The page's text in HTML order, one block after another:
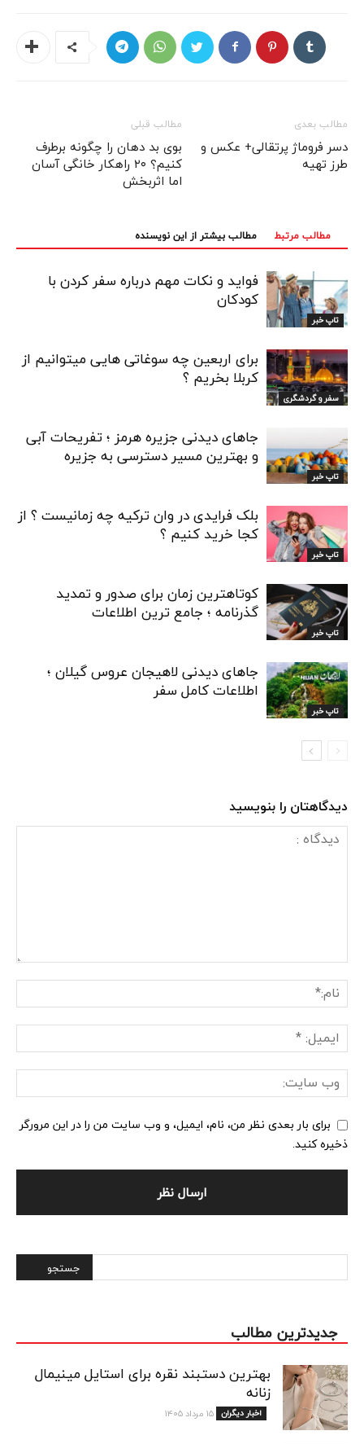
مطالب قبلی
بوی بد دهان را چگونه برطرف
کنیم؟ ۲۰ راهکار خانگی آسان
اما اثربخش
مطالب بعدی
دسر فروماژ پرتقالی+ عکس و
طرز تهیه
مطالب مرتبط مطالب بیشتر از این نویسنده
تاپ خبر
فواید و نکات مهم درباره سفر کردن با
کودکان
سفر و گردشگری
برای اربعین چه سوغاتی هایی میتوانیم از
کربلا بخریم ؟
تاپ خبر
جاهای دیدنی جزیره هرمز ؛ تفریحات آبی
و بهترین مسیر دسترسی به جزیره
تاپ خبر
بلک فرایدی در وان ترکیه چه زمانیست ؟ از
کجا خرید کنیم ؟
تاپ خبر
کوتاهترین زمان برای صدور و تمدید
گذرنامه ؛ جامع ترین اطلاعات
تاپ خبر
جاهای دیدنی لاهیجان عروس گیلان ؛
اطلاعات کامل سفر
دیدگاهتان را بنویسید
برای بار بعدی نظر من، نام، ایمیل، و وب سایت من را در این مرورگر
ذخیره کنید.
جدیدترین مطالب
بهترین دستبند نقره برای استایل مینیمال
زنانه
اخبار دیگران ۱۵ مرداد ۱۴۰۵